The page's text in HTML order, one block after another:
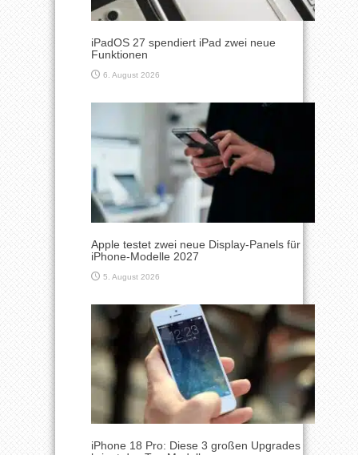
iPadOS 27 spendiert iPad zwei neue
Funktionen
6. August 2026
Apple testet zwei neue Display-Panels für
iPhone-Modelle 2027
5. August 2026
iPhone 18 Pro: Diese 3 großen Upgrades